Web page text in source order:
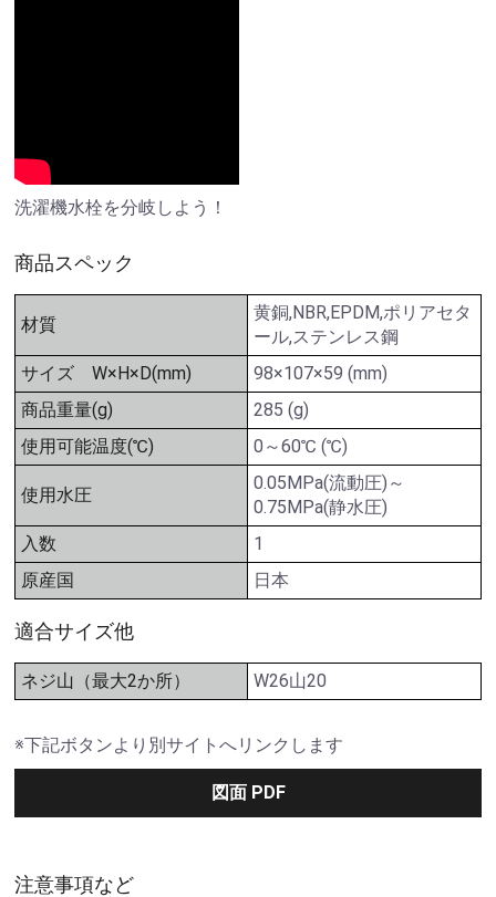
洗濯機水栓を分岐しよう！
商品スペック
材質
黄銅,NBR,EPDM,ポリアセタ
ール,ステンレス鋼
サイズ W×H×D(mm)
98×107×59 (mm)
商品重量(g)
285 (g)
使用可能温度(℃)
0～60℃ (℃)
使用水圧
0.05MPa(流動圧)～
0.75MPa(静水圧)
入数
1
原産国
日本
適合サイズ他
ネジ山（最大2か所） W26山20
※下記ボタンより別サイトへリンクします
図面 PDF
注意事項など